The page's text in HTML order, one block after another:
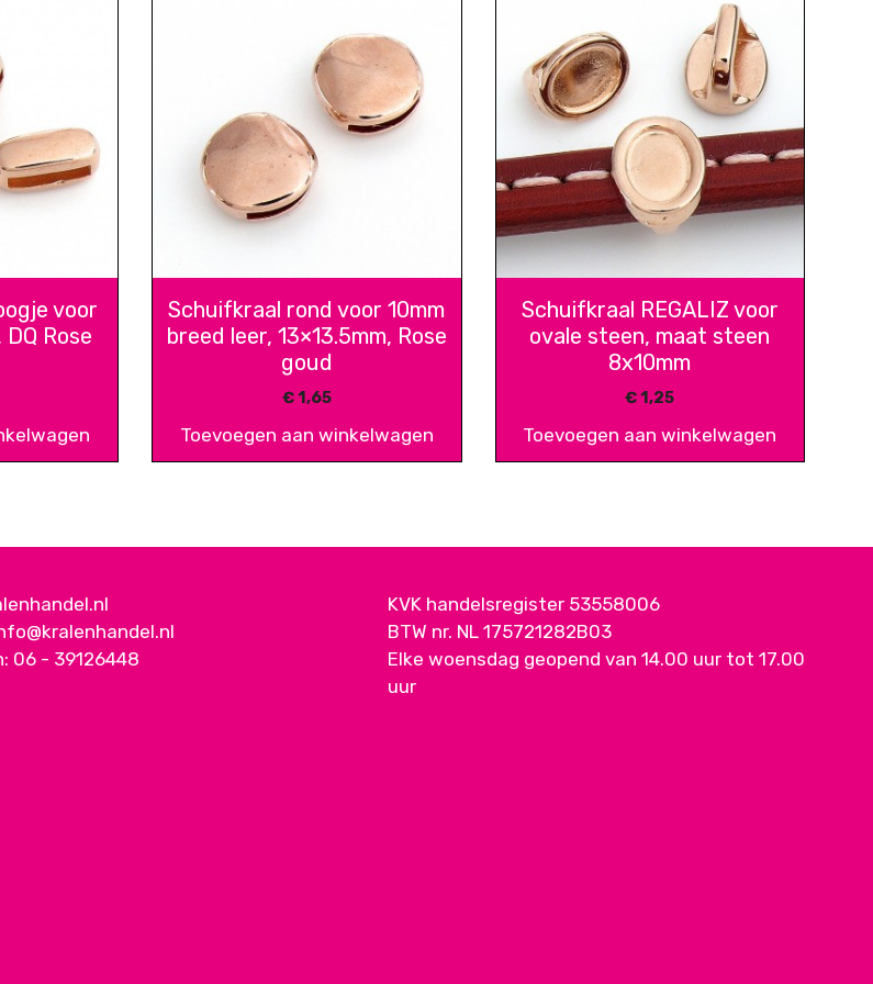
voor
Rose
Schuifkraal rond voor 10mm
breed leer, 13×13.5mm, Rose
goud
€1,65
Toevoegen aan winkelwagen
Schuifkraal REGALIZ voor
ovale steen, maat steen
8x10mm
€1,25
Toevoegen aan winkelwagen
06 - 39126448
KVK handelsregister 53558006
BTW nr. NL 175721282B03
Elke woensdag geopend van 14.00 uur tot 17.00
uur